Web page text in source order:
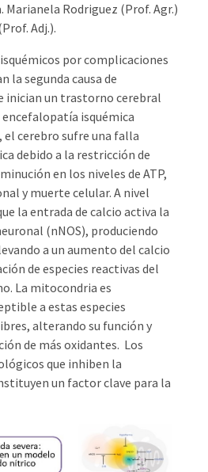
Marianela Rodriguez (Prof. Agr.)
Adj.).
por complicaciones
segunda causa de
inician un trastorno cerebral
isquémica
el cerebro sufre una falla
debido a la restricción de
en los niveles de ATP,
y muerte celular. A nivel
la entrada de calcio activa la
(nNOS), produciendo
a un aumento del calcio
de especies reactivas del
La mitocondria es
a estas especies
alterando su función y
de más oxidantes. Los
que inhiben la
un factor clave para la